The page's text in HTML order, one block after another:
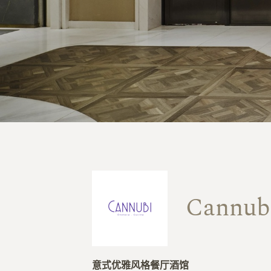
意式优雅风格餐厅酒馆